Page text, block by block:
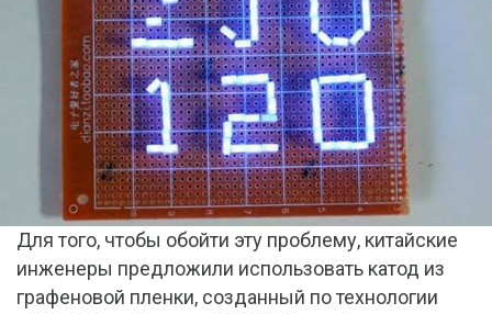
Для того, чтобы обойти эту проблему, китайские
инженеры предложили использовать катод из
графеновой пленки, созданный по технологии